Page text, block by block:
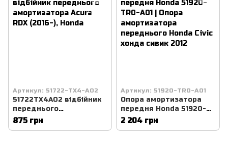
Артикул: 51722-TX4-A02
51722TX4A02 відбійник
переднього
амортизатора Acura
RDX (2016-), Honda
875 грн
Артикул: 51920-TR0-A01
Опора амортизатора
передня Honda 51920-
TR0-A01 | Опора
амортизатора
2 204 грн